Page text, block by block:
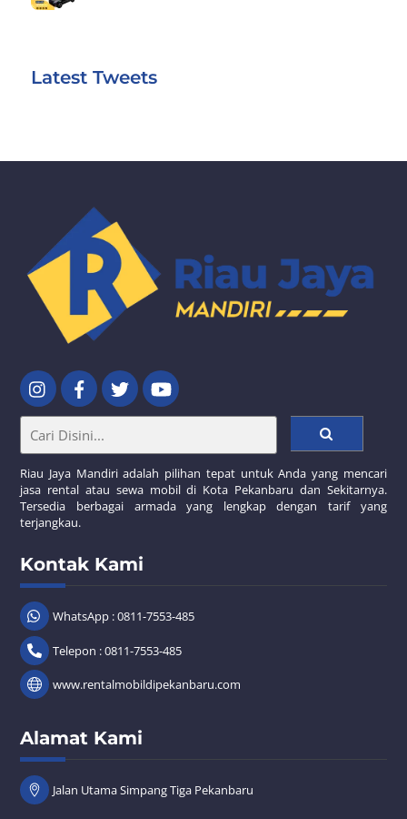
Latest Tweets
Riau Jaya Mandiri adalah pilihan tepat untuk Anda yang mencari
jasa rental atau sewa mobil di Kota Pekanbaru dan Sekitarnya.
Tersedia berbagai armada yang lengkap dengan tarif yang
terjangkau.
Kontak Kami
WhatsApp : 0811-7553-485
Telepon : 0811-7553-485
www.rentalmobildipekanbaru.com
Alamat Kami
Jalan Utama Simpang Tiga Pekanbaru